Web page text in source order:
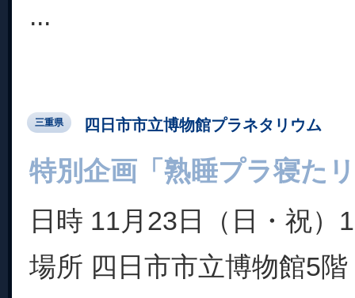
...
三重県 四日市市立博物館プラネタリウム
特別企画「熟睡プラ寝た
日時 11月23日（日・祝）
場所 四日市市立博物館5